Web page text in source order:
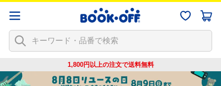
1,800円以上の注文で送料無料